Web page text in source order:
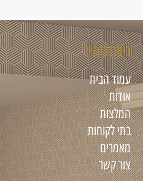
ניווט מהיר
עמוד הבית
אודות
המלצות
בתי לקוחות
מאמרים
צור קשר